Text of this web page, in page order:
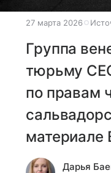
27 марта 2026
Группа
тюрьму
по правам
материале
Дарья